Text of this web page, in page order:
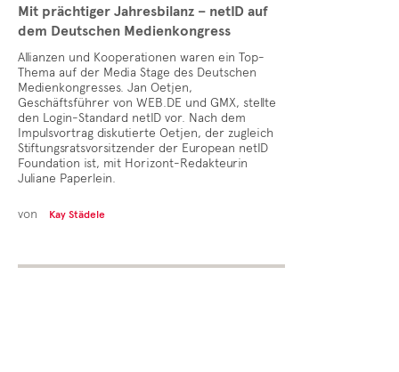
Mit prächtiger Jahresbilanz – netID auf
dem Deutschen Medienkongress
Allianzen und Kooperationen waren ein Top-
Thema auf der Media Stage des Deutschen
Medienkongresses. Jan Oetjen,
Geschäftsführer von WEB.DE und GMX, stellte
den Login-Standard netID vor. Nach dem
Impulsvortrag diskutierte Oetjen, der zugleich
Stiftungsratsvorsitzender der European netID
Foundation ist, mit Horizont-Redakteurin
Juliane Paperlein.
von Kay Städele